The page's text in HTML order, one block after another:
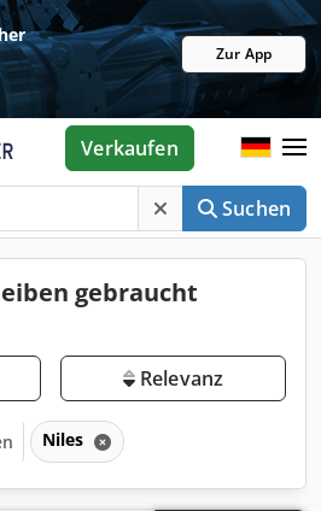
Zur App
Suchen
Verkaufen
gebraucht
Relevanz
Niles